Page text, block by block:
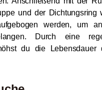
und der Dichtungsring
werden, um
Durch eine
du die Lebensdauer